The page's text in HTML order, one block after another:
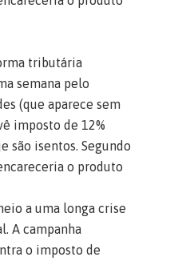
tributária
semana pelo
(que aparece sem
imposto de 12%
são isentos. Segundo
o produto
a uma longa crise
A campanha
o imposto de